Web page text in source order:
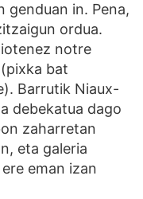
genduan in. Pena,
ordua.
notre
bat
Barrutik Niaux-
debekatua dago
zaharretan
eta galeria
eman izan